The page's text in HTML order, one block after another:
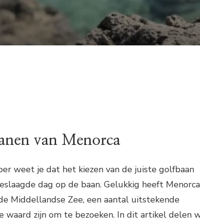
van Menorca
weet je dat het kiezen van de juiste golfbaan
dag op de baan. Gelukkig heeft
Middellandse Zee, een aantal uitstekende
waard zijn om te bezoeken. In dit artikel delen